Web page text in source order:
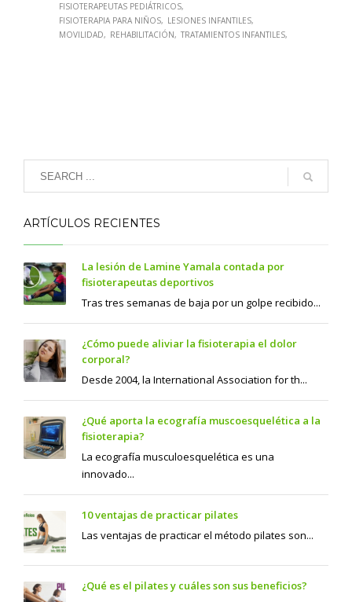
FISIOTERAPEUTAS PEDIÁTRICOS
FISIOTERAPIA PARA NIÑOS
LESIONES INFANTILES
MOVILIDAD
REHABILITACIÓN TRATAMIENTOS INFANTILES
ARTÍCULOS RECIENTES
La lesión de Lamine Yamala contada por
fisioterapeutas deportivos
Tras tres semanas de baja por un golpe recibido...
¿Cómo puede aliviar la fisioterapia el dolor
corporal?
Desde 2004, la International Association for th...
¿Qué aporta la ecografía muscoesquelética a la
fisioterapia?
La ecografía musculoesquelética es una
innovado...
10 ventajas de practicar pilates
Las ventajas de practicar el método pilates son...
¿Qué es el pilates y cuáles son sus beneficios?